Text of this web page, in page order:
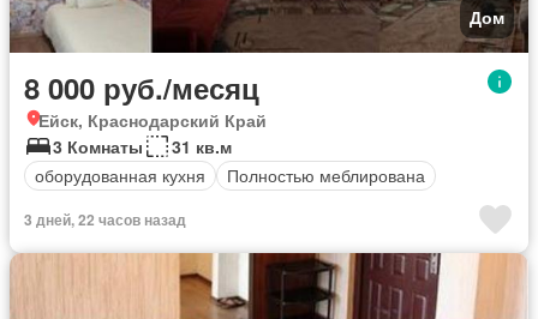
Дом
8 000 руб./месяц
Ейск, Краснодарский Край
3 Комнаты
31 кв.м
оборудованная кухня
Полностью меблирована
3 дней, 22 часов назад